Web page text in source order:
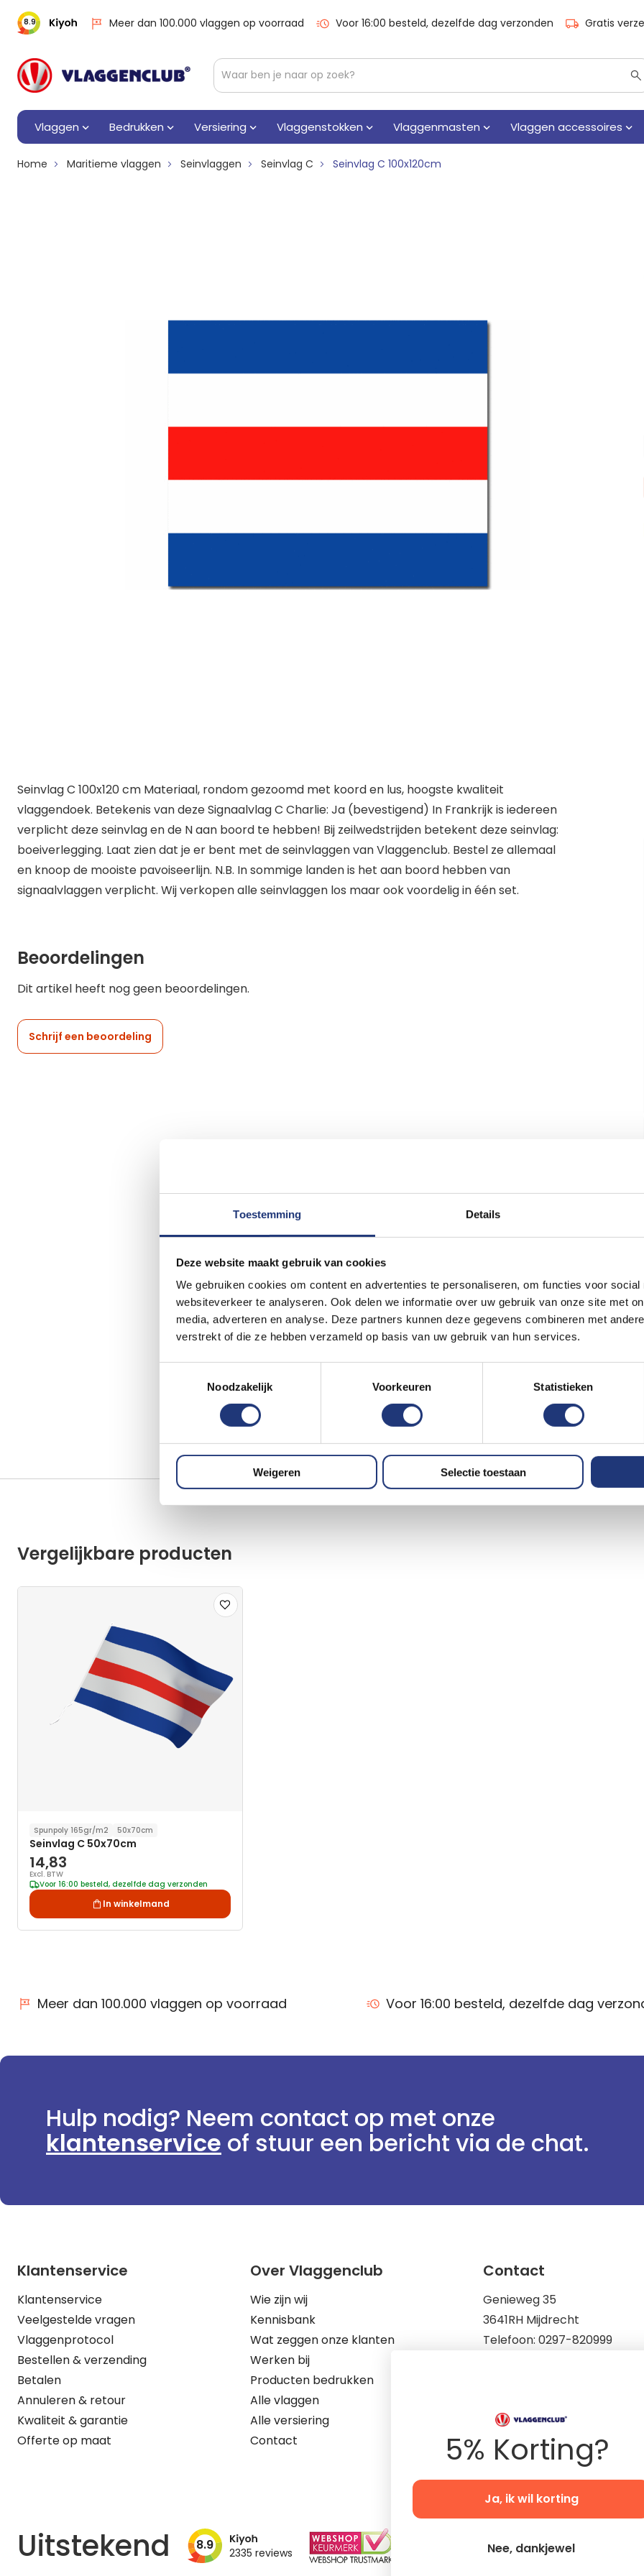
Toestemming Details
Deze website maakt gebruik van cookies
We gebruiken cookies om content en advertenties te personaliseren, om functies voor social
websiteverkeer te analyseren. Ook delen we informatie over uw gebruik van onze site met
media, adverteren en analyse. Deze partners kunnen deze gegevens combineren met
verstrekt of die ze hebben verzameld op basis van uw gebruik van hun services.
Noodzakelijk
Voorkeuren Statistieken
Weigeren Selectie toestaan
8.9 Meer dan 100.000 vlaggen op voorraad Voor 16:00 besteld, dezelfde dag verzonden Gratis
Vlaggen Bedrukken Versiering Vlaggenstokken Vlaggenmasten Vlaggen accessoires
Home Maritieme vlaggen Seinvlaggen Seinvlag C Seinvlag C 100x120cm
Seinvlag C 100x120 cm Materiaal, rondom gezoomd met koord en lus, hoogste kwaliteit
vlaggendoek. Betekenis van deze Signaalvlag C Charlie: Ja (bevestigend) In Frankrijk is iedereen
verplicht deze seinvlag en de N aan boord te hebben! Bij zeilwedstrijden betekent deze seinvlag:
boeiverlegging. Laat zien dat je er bent met de seinvlaggen van Vlaggenclub. Bestel ze allemaal
en knoop de mooiste pavoiseerlijn. N.B. In sommige landen is het aan boord hebben van
signaalvlaggen verplicht. Wij verkopen alle seinvlaggen los maar ook voordelig in één set.
Beoordelingen
Dit artikel heeft nog geen beoordelingen.
Schrijf een beoordeling
Vergelijkbare producten
Voeg
toe
Spunpoly 165gr/m2 50x70cm
Seinvlag C 50x70cm
14,83
Excl. BTW
Voor 16:00 besteld, dezelfde dag verzonden
In winkelmand
Meer dan 100.000 vlaggen op voorraad Voor 16:00 besteld, dezelfde dag
Hulp nodig? Neem contact op met onze
klantenservice of stuur een bericht via de chat.
Klantenservice
Klantenservice
Veelgestelde vragen
Vlaggenprotocol
Bestellen & verzending
Betalen
Annuleren & retour
Kwaliteit & garantie
Offerte op maat
Over Vlaggenclub
Wie zijn wij
Kennisbank
Wat zeggen onze klanten
Werken bij
Producten bedrukken
Alle vlaggen
Alle versiering
Contact
Contact
Genieweg 35
3641RH Mijdrecht
Telefoon: 0297-820999
Op werkdagen zijn wij
9.00 tot 17.00
Uitstekend 8.9 2335 reviews
5% Korting?
Ja, ik wil korting
Nee, dankjewel